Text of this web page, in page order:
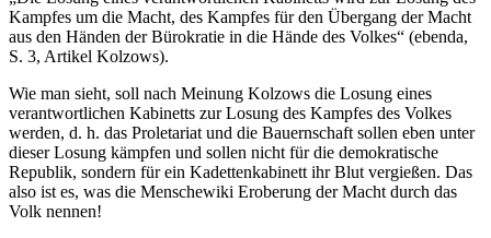
Kampfes um die Macht, des Kampfes für den Übergang der Macht
aus den Händen der Bürokratie in die Hände des Volkes“ (ebenda,
S. 3, Artikel Kolzows).
Wie man sieht, soll nach Meinung Kolzows die Losung eines
verantwortlichen Kabinetts zur Losung des Kampfes des Volkes
werden, d. h. das Proletariat und die Bauernschaft sollen eben unter
dieser Losung kämpfen und sollen nicht für die demokratische
Republik, sondern für ein Kadettenkabinett ihr Blut vergießen. Das
also ist es, was die Menschewiki Eroberung der Macht durch das
Volk nennen!